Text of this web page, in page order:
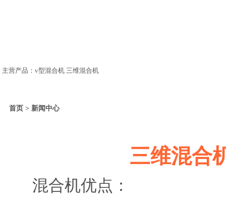
主营产品：v型混合机 三维混合机
首页 > 新闻中心
三维混合
混合机优点：